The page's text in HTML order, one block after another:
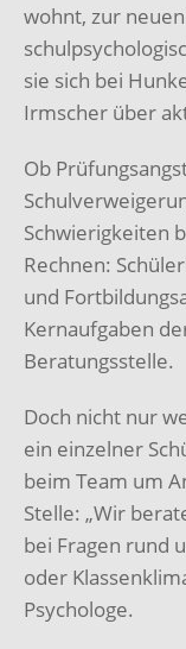
wohnt, zur
sie sich bei
Irmscher über
Ob
Schwierigkeiten
Rechnen:
und
Kernaufgaben
Beratungsstelle.
Doch nicht nur
ein einzelner
beim Team um
Stelle: „Wir
bei Fragen rund
oder
Psychologe.